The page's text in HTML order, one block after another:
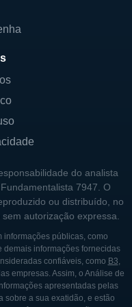
ofertas às
flexibilidade é
e a
dinâmicas em
investidores
um papel
assim como
que têm
Em
ou entidades
do analista
7947. O
ou distribuído, no
autorização expressa.
públicas, como
demais informações fornecidas
confiáveis, como B3,
empresas. Assim, o Análise de
apresentadas pelas
sobre a sua exatidão, e estão